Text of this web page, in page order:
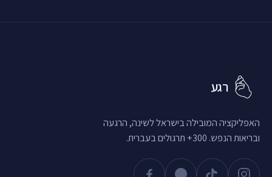
רגע
האפליקציה המובילה בישראל לשינה, הרגעה
ובריאות הנפש. 300+ תרגולים בעברית.